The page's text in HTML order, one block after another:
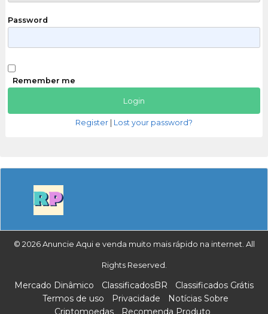
Password
Remember me
Register Lost your password?
© 2026 Anuncie Aqui e venda muito mais rápido na internet. All
Rights Reserved.
Mercado Dinâmico ClassificadosBR
Classificados Grátis
Termos de uso
Privacidade
Notícias Sobre
Criptomoedas
Recomenda Produto